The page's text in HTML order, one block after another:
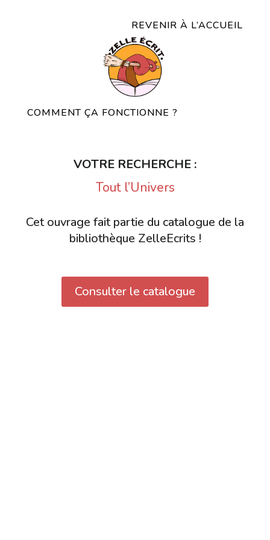
REVENIR À L’ACCUEIL
COMMENT ÇA FONCTIONNE ?
VOTRE RECHERCHE :
Tout l’Univers
Cet ouvrage fait partie du catalogue de la
bibliothèque ZelleEcrits !
Consulter le catalogue